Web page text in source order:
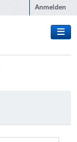
Anmelden